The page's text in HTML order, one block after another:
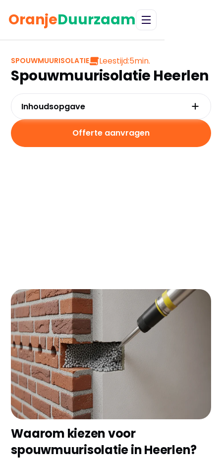
OranjeDuurzaam
SPOUWMUURISOLATIE Leestijd:5min.
Spouwmuurisolatie Heerlen
Woon je in Heerlen en wil je eindelijk van die hoge
energierekening af? Met spouwmuurisolatie
bespaar je direct €300-500 per jaar op je
gasrekening. In oude Limburgse woningen kan je
energieverbruik zelfs met 30-40% omlaag - dat
scheelt al snel €150 per maand!
Waarom kiezen voor
spouwmuurisolatie in Heerlen?
Inhoudsopgave
Heerlen?
Offerte aanvragen